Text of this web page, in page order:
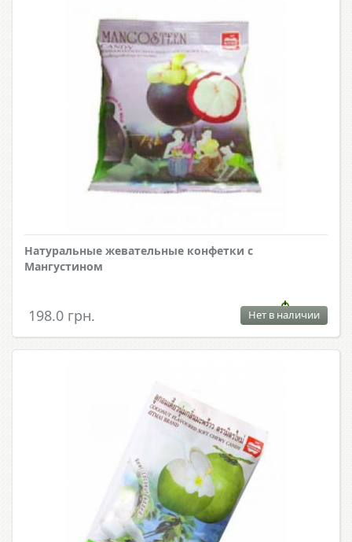
Натуральные жевательные конфетки с
Мангустином
198.0 грн. Нет в наличии